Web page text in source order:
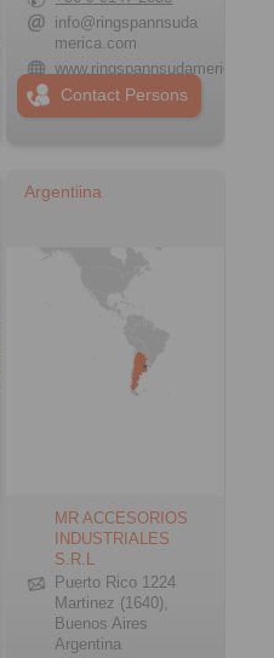
info@ringspannsuda
merica.com
Contact Persons
Argentiina
MR ACCESORIOS
INDUSTRIALES
S.R.L
Puerto Rico 1224
Martinez (1640),
Buenos Aires
Argentina